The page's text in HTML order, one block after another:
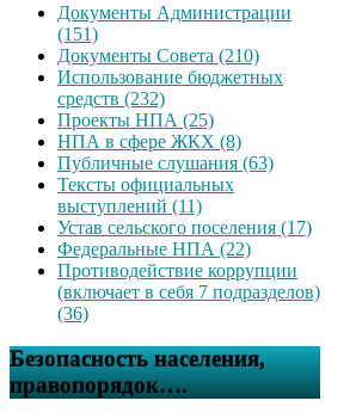
Документы Администрации
(151)
Документы Совета (210)
Использование бюджетных
средств (232)
Проекты НПА (25)
НПА в сфере ЖКХ (8)
Публичные слушания (63)
Тексты официальных
выступлений (11)
Устав сельского поселения (17)
Федеральные НПА (22)
Противодействие коррупции
(включает в себя 7 подразделов)
(36)
Безопасность населения,
правопорядок….